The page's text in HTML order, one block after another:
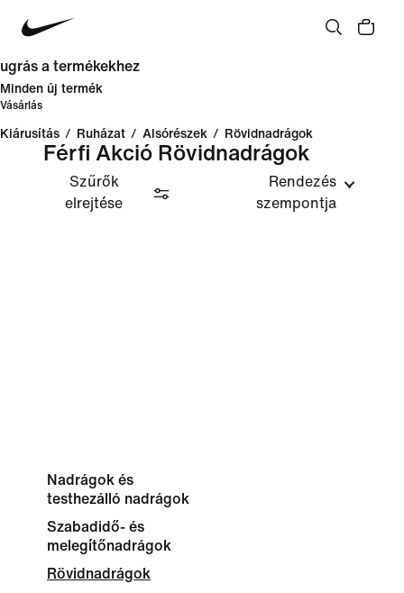
ugrás a termékekhez
Minden új termék
Vásárlás
Kiárusítás / Ruházat / Alsórészek / Rövidnadrágok
Férfi Akció Rövidnadrágok
Szűrők
elrejtése
Rendezés
szempontja
Nadrágok és
testhezálló nadrágok
Szabadidő- és
melegítőnadrágok
Rövidnadrágok